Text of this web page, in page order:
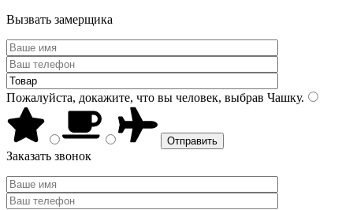
Вызвать замерщика
Пожалуйста, докажите, что вы человек, выбрав Чашку.
Заказать звонок